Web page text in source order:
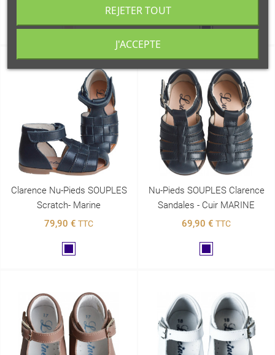
Rose Marine
Clarence Nu-Pieds SOUPLES
Scratch- Marine
79,90 € TTC
Nu-Pieds SOUPLES Clarence
Sandales - Cuir MARINE
69,90 € TTC
REJETER TOUT
J'ACCEPTE